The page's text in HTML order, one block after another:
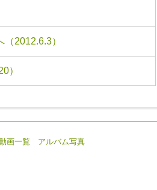
2012.6.3）
）
画一覧 アルバム写真